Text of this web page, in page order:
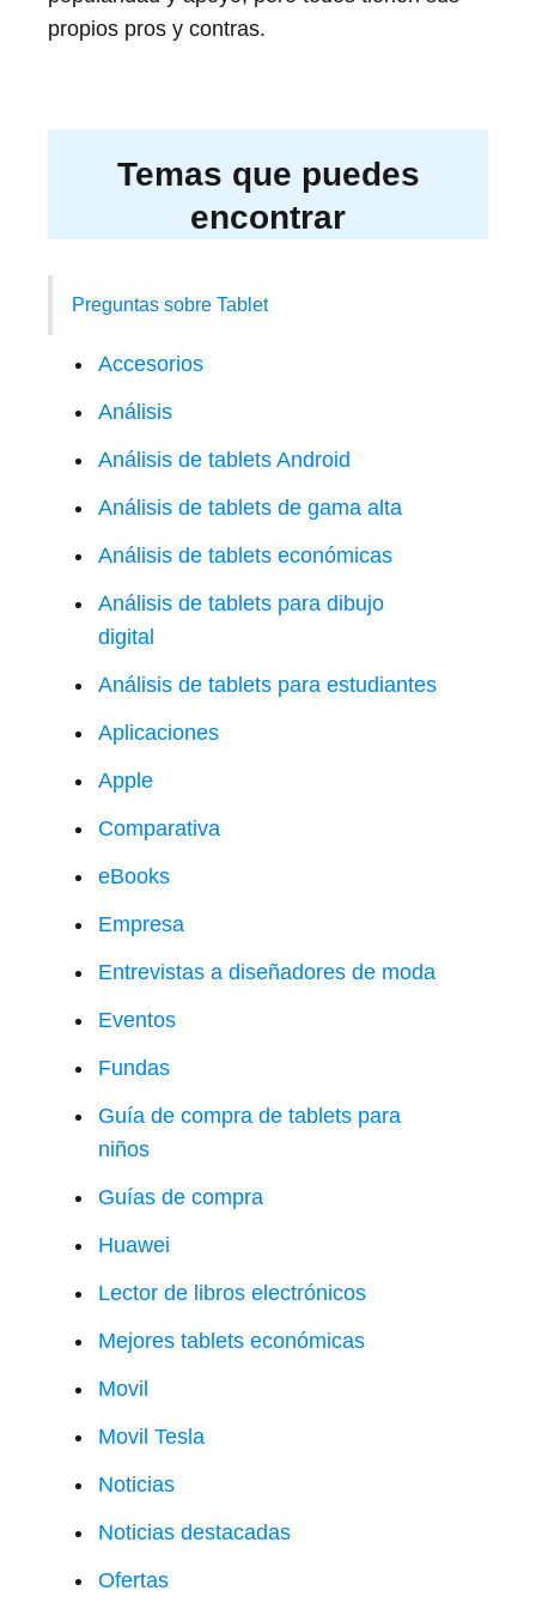
propios pros y contras.
Temas que puedes
encontrar
Preguntas sobre Tablet
Accesorios
Análisis
Análisis de tablets Android
Análisis de tablets de gama alta
Análisis de tablets económicas
Análisis de tablets para dibujo
digital
Análisis de tablets para estudiantes
Aplicaciones
Apple
Comparativa
eBooks
Empresa
Entrevistas a diseñadores de moda
Eventos
Fundas
Guía de compra de tablets para
niños
Guías de compra
Huawei
Lector de libros electrónicos
Mejores tablets económicas
Movil
Movil Tesla
Noticias
Noticias destacadas
Ofertas